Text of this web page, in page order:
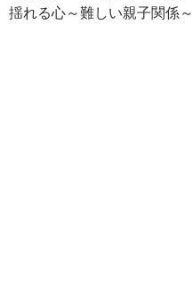
揺れる心～難しい親子関係～